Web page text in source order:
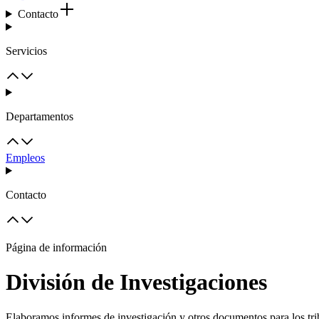
Contacto
Servicios
Departamentos
Empleos
Contacto
Página de información
División de Investigaciones